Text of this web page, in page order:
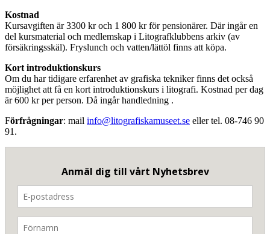
Kostnad
Kursavgiften är 3300 kr och 1 800 kr för pensionärer. Där ingår en
del kursmaterial och medlemskap i Litografklubbens arkiv (av
försäkringsskäl). Fryslunch och vatten/lättöl finns att köpa.
Kort introduktionskurs
Om du har tidigare erfarenhet av grafiska tekniker finns det också
möjlighet att få en kort introduktionskurs i litografi. Kostnad per dag
är 600 kr per person. Då ingår handledning .
Förfrågningar: mail info@litografiskamuseet.se eller tel. 08-746 90
91.